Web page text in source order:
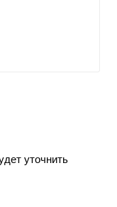
уточнить